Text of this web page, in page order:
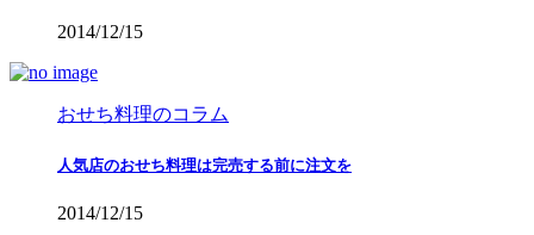
2014/12/15
おせち料理のコラム
人気店のおせち料理は完売する前に注文を
2014/12/15